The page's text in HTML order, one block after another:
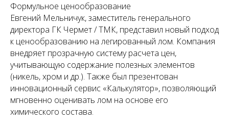
Формульное ценообразование
Евгений Мельничук, заместитель генерального
директора ГК Чермет / ТМК, представил новый подход
к ценообразованию на легированный лом. Компания
внедряет прозрачную систему расчета цен,
учитывающую содержание полезных элементов
(никель, хром и др.). Также был презентован
инновационный сервис «Калькулятор», позволяющий
мгновенно оценивать лом на основе его
химического состава.